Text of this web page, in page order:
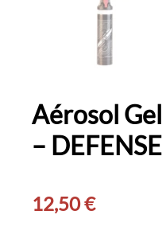
Aérosol
–
12,50€